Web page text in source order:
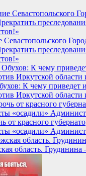
Севастопольского
К чему приведет
Иркутской области
от красного
«осадили»
область. Грудинина